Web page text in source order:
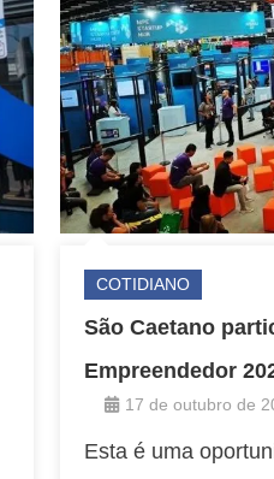
COTIDIANO
São Caetano
Empreendedor
17 de outubro de
Esta é uma